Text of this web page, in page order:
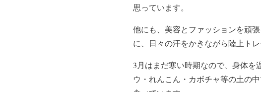
思っています。
他にも、美容とファッションを頑
に、日々の汗をかきながら陸上ト
3月はまだ寒い時期なので、身体
ウ・れんこん・カボチャ等の土の